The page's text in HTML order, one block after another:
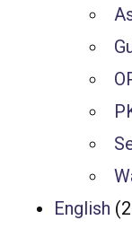
English